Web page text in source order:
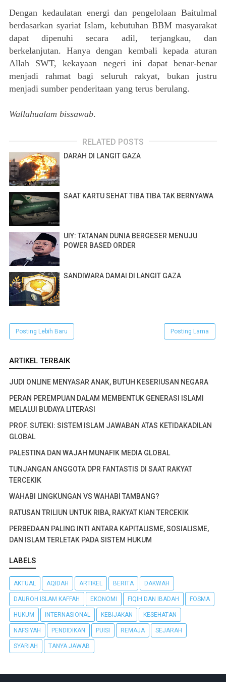
Dengan kedaulatan energi dan pengelolaan Baitulmal
berdasarkan syariat Islam, kebutuhan BBM masyarakat
dapat dipenuhi secara adil, terjangkau, dan
berkelanjutan. Hanya dengan kembali kepada aturan
Allah SWT, kekayaan negeri ini dapat benar-benar
menjadi rahmat bagi seluruh rakyat, bukan justru
menjadi sumber penderitaan yang terus berulang.
Wallahualam bissawab.
RELATED POSTS
DARAH DI LANGIT GAZA
SAAT KARTU SEHAT TIBA TIBA TAK BERNYAWA
UIY: TATANAN DUNIA BERGESER MENUJU
POWER BASED ORDER
SANDIWARA DAMAI DI LANGIT GAZA
Posting Lebih Baru Posting Lama
ARTIKEL TERBAIK
JUDI ONLINE MENYASAR ANAK, BUTUH KESERIUSAN NEGARA
PERAN PEREMPUAN DALAM MEMBENTUK GENERASI ISLAMI
MELALUI BUDAYA LITERASI
PROF. SUTEKI: SISTEM ISLAM JAWABAN ATAS KETIDAKADILAN
GLOBAL
PALESTINA DAN WAJAH MUNAFIK MEDIA GLOBAL
TUNJANGAN ANGGOTA DPR FANTASTIS DI SAAT RAKYAT
TERCEKIK
WAHABI LINGKUNGAN VS WAHABI TAMBANG?
RATUSAN TRILIUN UNTUK RIBA, RAKYAT KIAN TERCEKIK
PERBEDAAN PALING INTI ANTARA KAPITALISME, SOSIALISME,
DAN ISLAM TERLETAK PADA SISTEM HUKUM
LABELS
AKTUAL AQIDAH ARTIKEL BERITA DAKWAH
DAUROH ISLAM KAFFAH EKONOMI FIQIH DAN IBADAH FOSMA
HUKUM INTERNASIONAL KEBIJAKAN KESEHATAN
NAFSIYAH PENDIDIKAN PUISI REMAJA SEJARAH
SYARIAH TANYA JAWAB